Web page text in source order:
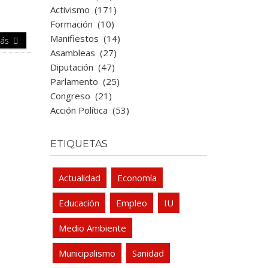
Activismo (171)
Formación (10)
Manifiestos (14)
Asambleas (27)
Diputación (47)
Parlamento (25)
Congreso (21)
Acción Política (53)
ETIQUETAS
Actualidad Economía
Educación Empleo IU
Medio Ambiente
Municipalismo Sanidad